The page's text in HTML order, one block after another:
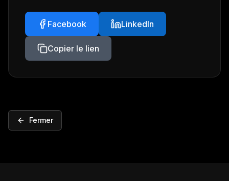
Facebook LinkedIn
Copier le lien
Fermer